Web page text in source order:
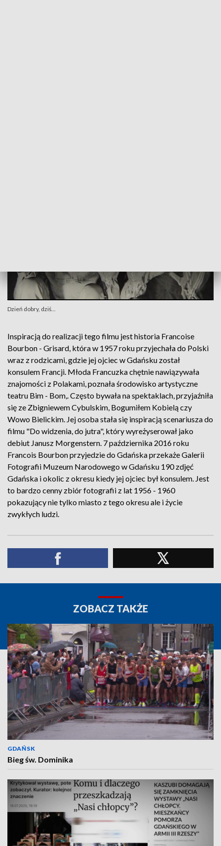
Dzień dobry, dziś...
Inspiracją do realizacji tego filmu jest historia Francoise
Bourbon - Grisard, która w 1957 roku przyjechała do Polski
wraz z rodzicami, gdzie jej ojciec w Gdańsku został
konsulem Francji. Młoda Francuzka chętnie nawiązywała
znajomości z Polakami, poznała środowisko artystyczne
teatru Bim - Bom,. Często bywała na spektaklach, przyjaźniła
się ze Zbigniewem Cybulskim, Bogumiłem Kobielą czy
Wowo Bielickim. Jej osoba stała się inspiracją scenariusza do
filmu "Do widzenia, do jutra", który wyreżyserował jako
debiut Janusz Morgenstern. 7 października 2016 roku
Francois Bourbon przyjedzie do Gdańska przekaże Galerii
Fotografii Muzeum Narodowego w Gdańsku 190 zdjęć
Gdańska i okolic z okresu kiedy jej ojciec był konsulem. Jest
to bardzo cenny zbiór fotografii z lat 1956 - 1960
pokazujący nie tylko miasto z tego okresu ale i życie
zwykłych ludzi.
ZOBACZ TAKŻE
GDAŃSK
Bieg św. Dominika